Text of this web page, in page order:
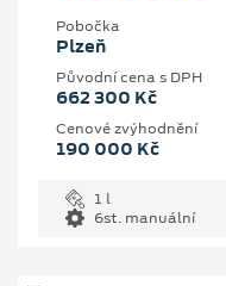
Pobočka
Plzeň
Původní cena s DPH
662 300 Kč
Cenové zvýhodnění
190 000 Kč
1 l
6st. manuální